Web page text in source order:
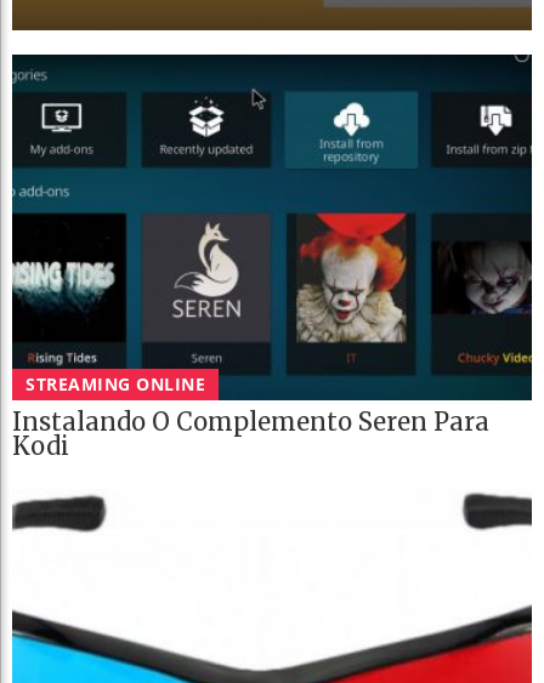
STREAMING ONLINE
Instalando O Complemento Seren Para
Kodi